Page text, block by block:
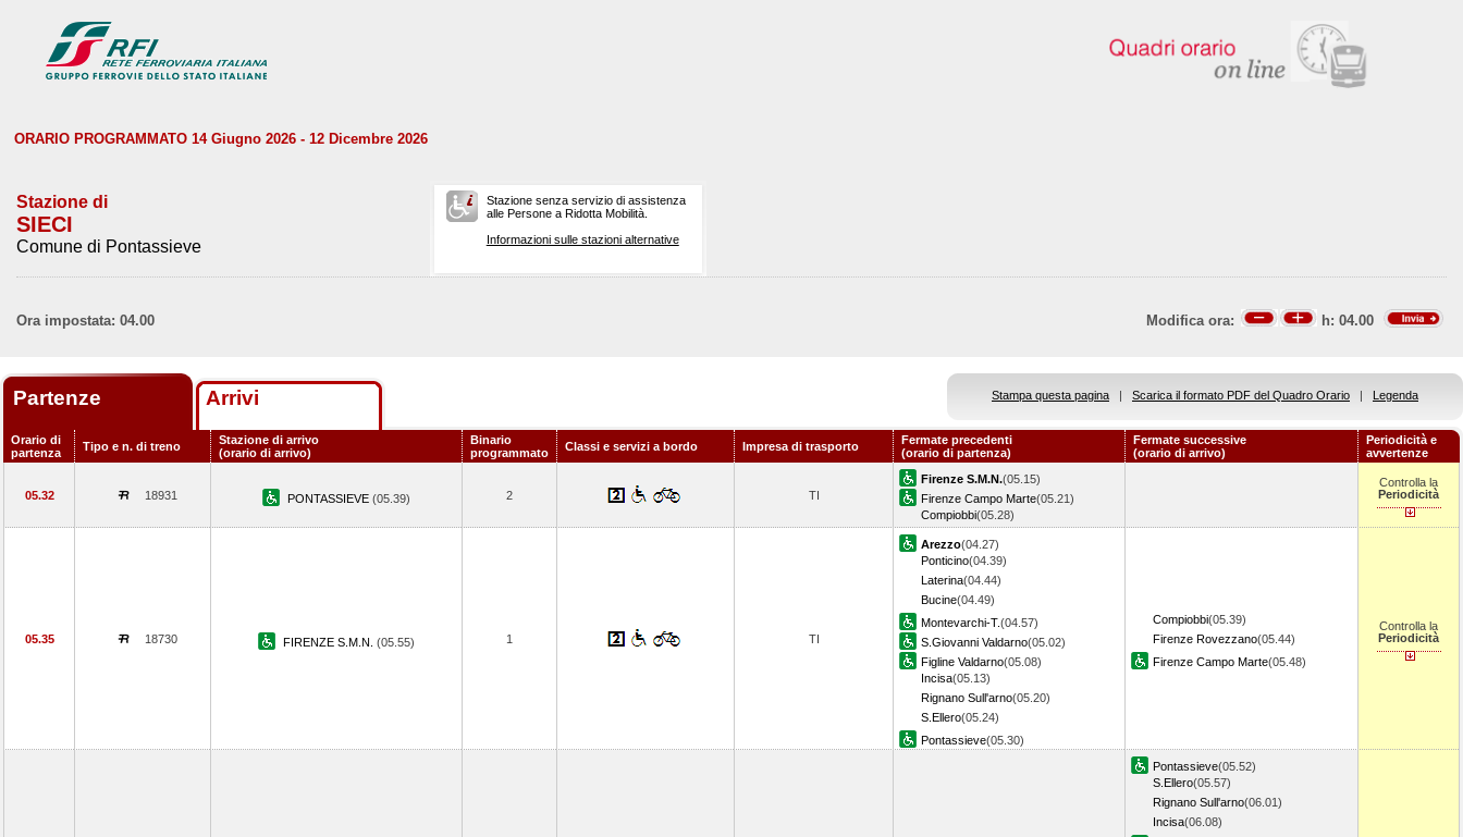
ORARIO PROGRAMMATO 14 Giugno 2026 - 12 Dicembre 2026
Stazione di
SIECI
Comune di Pontassieve
Stazione senza servizio di assistenza
alle Persone a Ridotta Mobilità.
Informazioni sulle stazioni alternative
Ora impostata: 04.00 Modifica ora: h: 04.00
Partenze Arrivi Stampa questa pagina | Scarica il formato PDF del Quadro Orario | Legenda
Orario di
partenza
Tipo e n. di treno
Stazione di arrivo
(orario di arrivo)
Binario
programmato
Classi e servizi a bordo Impresa di trasporto
Fermate precedenti
(orario di partenza)
Fermate successive
(orario di arrivo)
Periodicità e
avvertenze
05.32 18931 PONTASSIEVE (05.39) 2 TI
Firenze S.M.N.(05.15)
Firenze Campo Marte(05.21)
Compiobbi(05.28)
Controlla la
Periodicità
05.35 18730 FIRENZE S.M.N. (05.55) 1 TI
Arezzo(04.27)
Ponticino(04.39)
Laterina(04.44)
Bucine(04.49)
Montevarchi-T.(04.57)
S.Giovanni Valdarno(05.02)
Figline Valdarno(05.08)
Incisa(05.13)
Rignano Sull'arno(05.20)
S.Ellero(05.24)
Pontassieve(05.30)
Compiobbi(05.39)
Firenze Rovezzano(05.44)
Firenze Campo Marte(05.48)
Controlla la
Periodicità
Pontassieve(05.52)
S.Ellero(05.57)
Rignano Sull'arno(06.01)
Incisa(06.08)